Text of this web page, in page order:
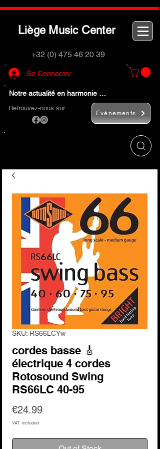
Liège M usic Center
+32 (0) 475 46 20 39
Se Connecter
Notre actualité en harmonie …
Retrouvez-nous sur …
Événements
SKU: RS66LCYw
cordes basse 🎸
électrique 4 cordes
Rotosound Swing
RS66LC 40-95
€24.99Price
VAT Included